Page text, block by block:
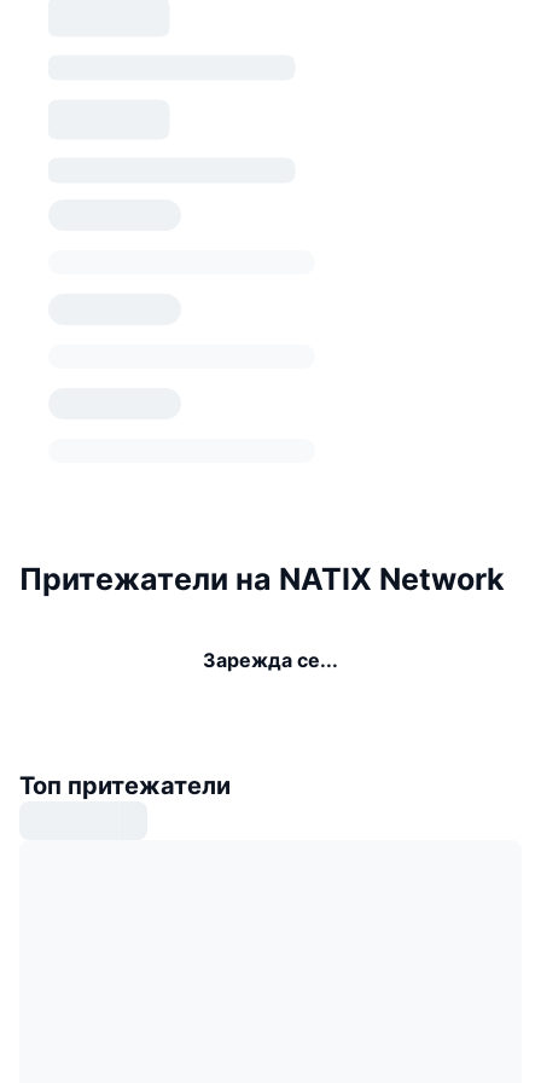
Притежатели на NATIX Network
Зарежда се...
Топ притежатели